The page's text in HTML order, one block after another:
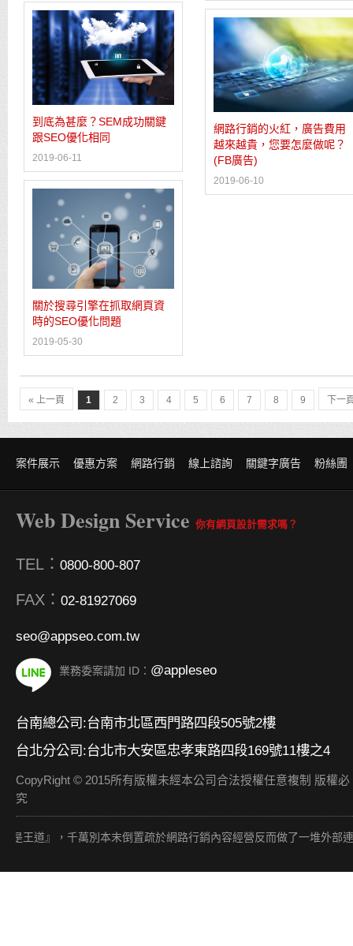
到底為甚麼？SEM成功關鍵
跟SEO優化相同
2019-06-11
網路行銷的火紅，廣告費用
越來越貴，您要怎麼做呢？
(FB廣告)
2019-06-10
關於搜尋引擎在抓取網頁資
時的SEO優化問題
2019-05-30
« 上一頁 1 2 3 4 5 6 7 8 9 下一
案件展示 優惠方案 網路行銷 線上諮詢 關鍵字廣告 粉絲團
Web Design Service 你有網頁設計需求嗎？
TEL： 0800-800-807
FAX： 02-81927069
seo@appseo.com.tw
業務委案請加 ID： @appleseo
台南總公司:台南市北區西門路四段505號2樓
台北分公司:台北市大安區忠孝東路四段169號11樓之4
CopyRight © 2015所有版權未經本公司合法授權任意複制 版權必
究
』，千萬別本末倒置疏於網路行銷內容經營反而做了一堆外部連